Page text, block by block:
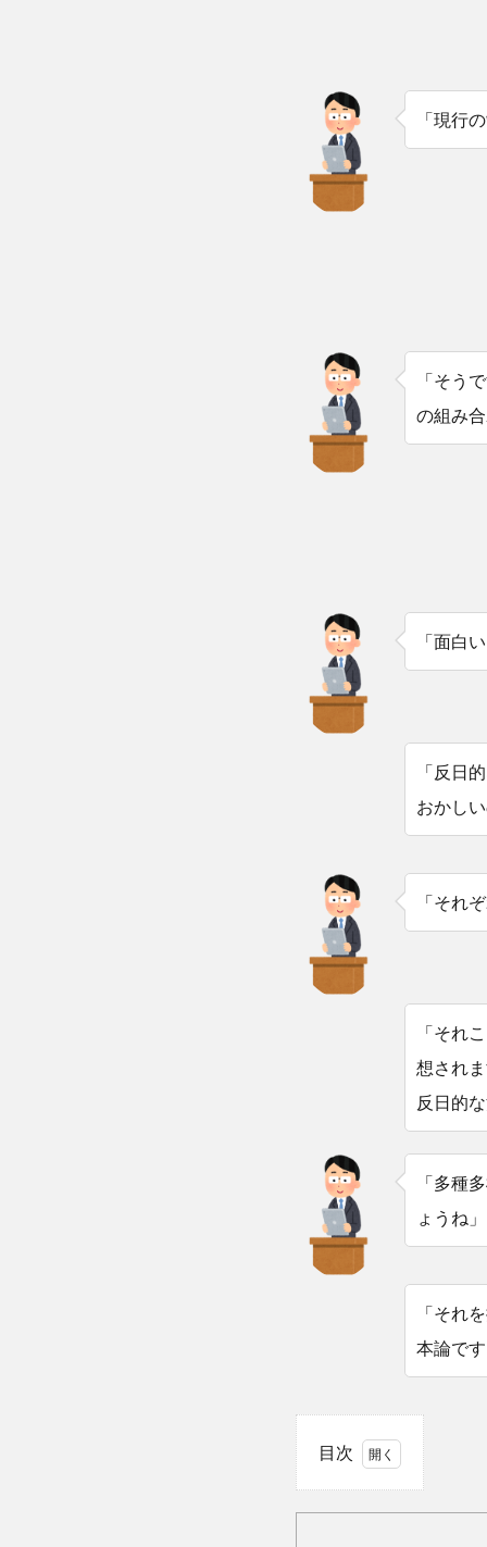
「現行
「そう
の組み
「面白
「反日
おかし
「それ
「それ
想され
反日的
「多種
ょうね」
「それ
本論で
目次
学